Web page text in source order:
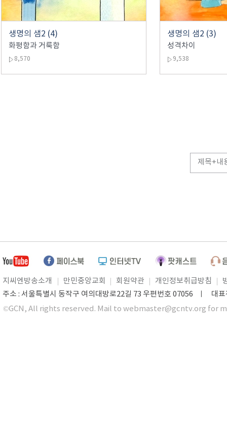
생명의 샘2 (4)
화평함과 거룩함
8,570
생명의 샘2 (3)
성격차이
9,538
지씨엔방송소개 만민중앙교회 회원약관 개인정보취급방침
주소 : 서울특별시 동작구 여의대방로22길 73 우편번호 07056 ㅣ 대
©GCN, All rights reserved. Mail to webmaster@gcntv.org for